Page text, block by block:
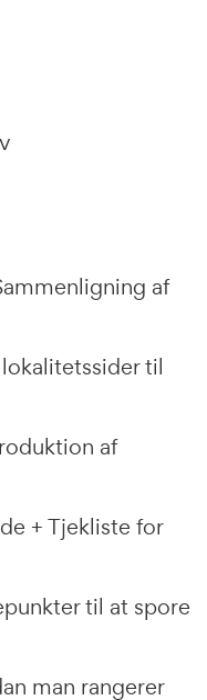
af
til
af
+ Tjekliste for
til at spore
man rangerer